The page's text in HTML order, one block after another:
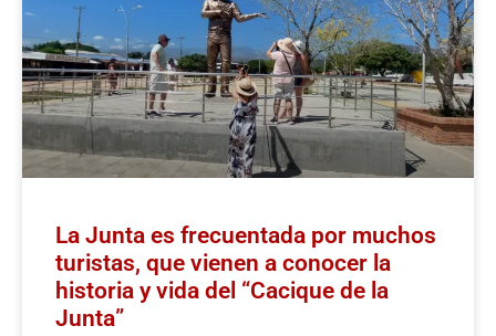
La Junta es frecuentada por muchos
turistas, que vienen a conocer la
historia y vida del “Cacique de la
Junta”